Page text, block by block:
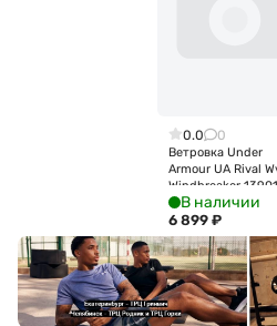
0.0 0
Ветровка Under
Armour UA Rival
Windbreaker
410В наличии
6 899 ₽